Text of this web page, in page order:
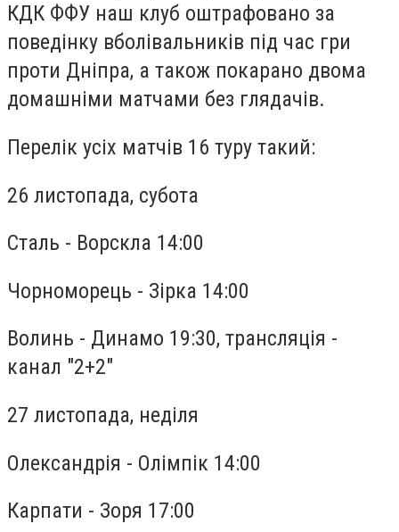
КДК ФФУ наш клуб оштрафовано за
поведінку вболівальників під час гри
проти Дніпра, а також покарано двома
домашніми матчами без глядачів.
Перелік усіх матчів 16 туру такий:
26 листопада, субота
Сталь - Ворскла 14:00
Чорноморець - Зірка 14:00
Волинь - Динамо 19:30, трансляція -
канал "2+2"
27 листопада, неділя
Олександрія - Олімпік 14:00
Карпати - Зоря 17:00